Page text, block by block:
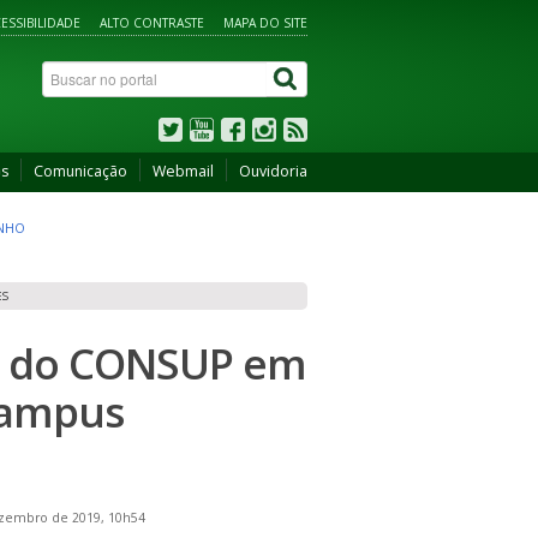
ALTO CONTRASTE MAPA DO SITE
Comunicação Webmail Ouvidoria
CONSUP em
de 2019, 10h54